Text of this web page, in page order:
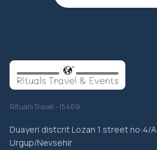
Rituals Travel - 15469
Duayeri distcrit Lozan 1 street no:4/A
Urgup/Nevsehir